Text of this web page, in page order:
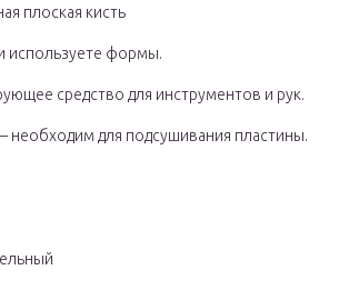
плоская кисть
используете формы.
средство для инструментов и рук.
необходим для подсушивания пластины.